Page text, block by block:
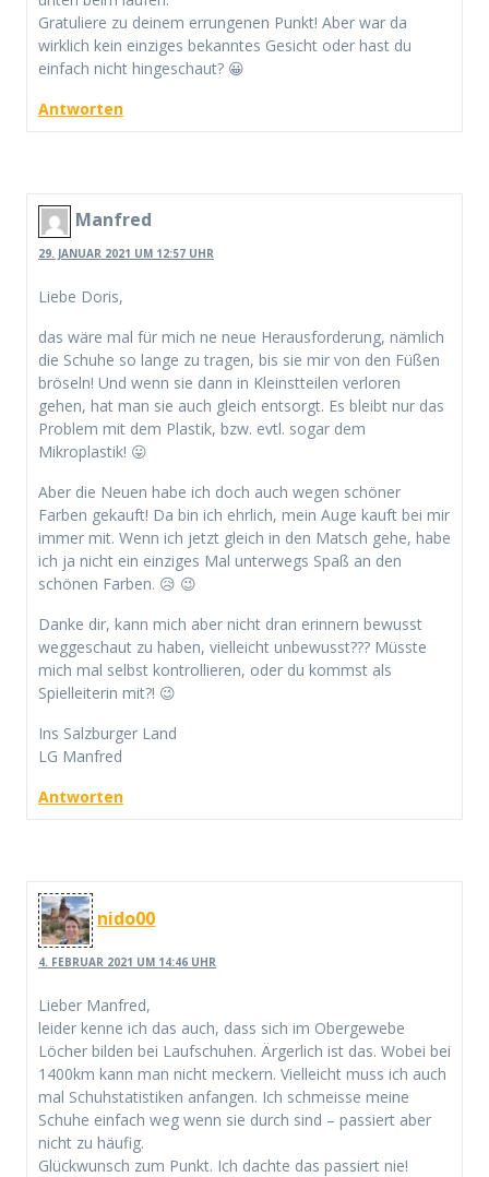
Gratuliere zu deinem errungenen Punkt! Aber war da
wirklich kein einziges bekanntes Gesicht oder hast du
einfach nicht hingeschaut? 😀
Antworten
Manfred
29. JANUAR 2021 UM 12:57 UHR
Liebe Doris,
das wäre mal für mich ne neue Herausforderung, nämlich
die Schuhe so lange zu tragen, bis sie mir von den Füßen
bröseln! Und wenn sie dann in Kleinstteilen verloren
gehen, hat man sie auch gleich entsorgt. Es bleibt nur das
Problem mit dem Plastik, bzw. evtl. sogar dem
Mikroplastik! 😛
Aber die Neuen habe ich doch auch wegen schöner
Farben gekauft! Da bin ich ehrlich, mein Auge kauft bei mir
immer mit. Wenn ich jetzt gleich in den Matsch gehe, habe
ich ja nicht ein einziges Mal unterwegs Spaß an den
schönen Farben. 😥 😉
Danke dir, kann mich aber nicht dran erinnern bewusst
weggeschaut zu haben, vielleicht unbewusst??? Müsste
mich mal selbst kontrollieren, oder du kommst als
Spielleiterin mit?! 😉
Ins Salzburger Land
LG Manfred
Antworten
nido00
4. FEBRUAR 2021 UM 14:46 UHR
Lieber Manfred,
leider kenne ich das auch, dass sich im Obergewebe
Löcher bilden bei Laufschuhen. Ärgerlich ist das. Wobei bei
1400km kann man nicht meckern. Vielleicht muss ich auch
mal Schuhstatistiken anfangen. Ich schmeisse meine
Schuhe einfach weg wenn sie durch sind – passiert aber
nicht zu häufig.
Glückwunsch zum Punkt. Ich dachte das passiert nie!